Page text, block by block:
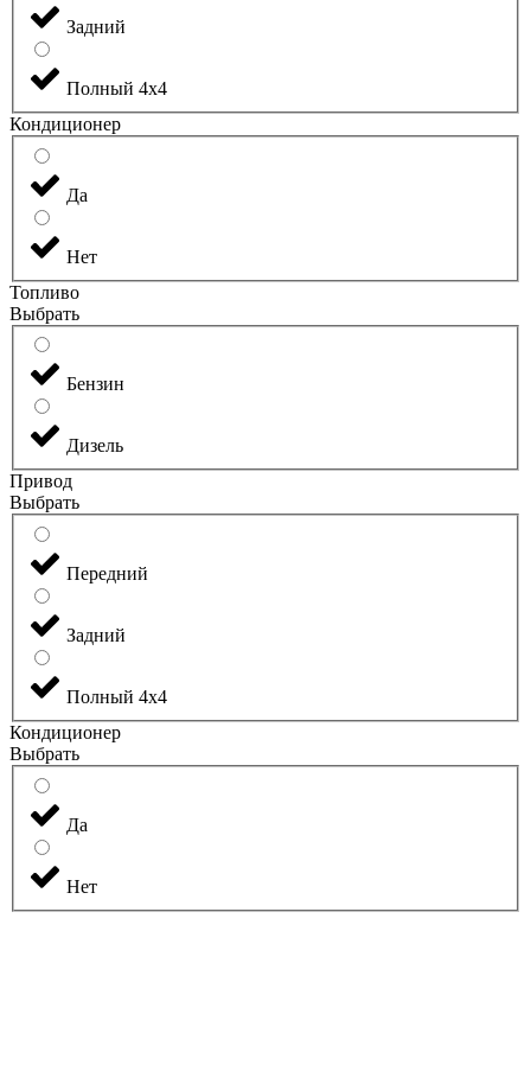
Задний
Полный 4х4
Кондиционер
Да
Нет
Топливо
Выбрать
Бензин
Дизель
Привод
Выбрать
Передний
Задний
Полный 4х4
Кондиционер
Выбрать
Да
Нет